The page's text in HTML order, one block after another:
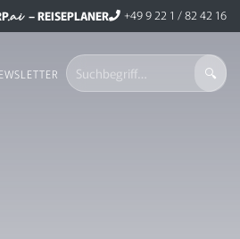
.ai – REISEPLANER +49 9 22 1 / 82 42 16